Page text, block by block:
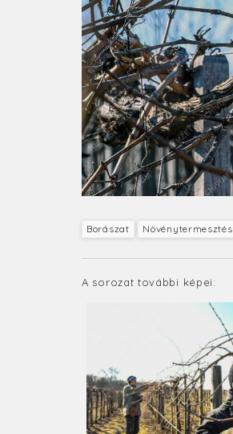
Borászat Növénytermesztés
A sorozat további képei: